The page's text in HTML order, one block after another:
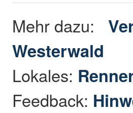
Mehr dazu:
Westerwald
Lokales:
Feedback: